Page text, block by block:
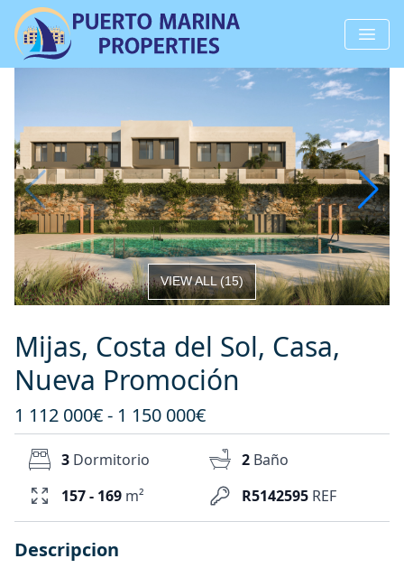
VIEW ALL(15)
Mijas, Costa del Sol, Casa,
Nueva Promoción
1 112 000€ - 1 150 000€
R5142595 REF
3 Dormitorio 2 Baño
157 - 169 m²
Descripcion